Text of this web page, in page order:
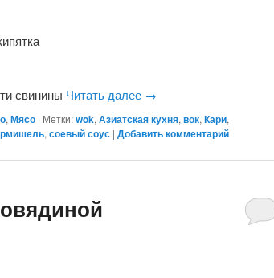
свинины Читать далее →
, Мясо | Метки:wok, Азиатская кухня, вок, Кари,
, соевый соус | Добавить комментарий